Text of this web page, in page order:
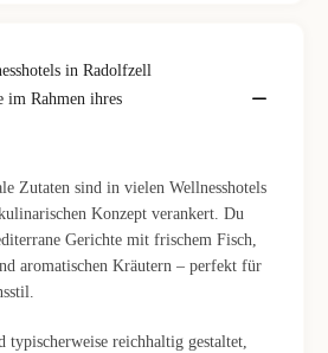
in Radolfzell
im Rahmen ihres
Zutaten sind in vielen Wellnesshotels
Konzept verankert. Du
Gerichte mit frischem Fisch,
aromatischen Kräutern – perfekt für
typischerweise reichhaltig gestaltet,